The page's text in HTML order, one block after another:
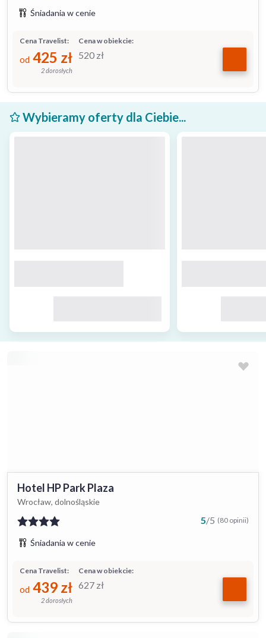
Śniadania w cenie
Cena w obiekcie:
520 zł
Cena Travelist:
od 425 zł
2 dorosłych
Wybieramy oferty dla Ciebie...
Hotel HP Park Plaza
Wrocław, dolnośląskie
5/5 (80 opinii)
Śniadania w cenie
Cena w obiekcie:
627 zł
Cena Travelist:
od 439 zł
2 dorosłych